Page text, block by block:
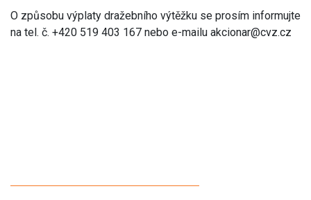
O způsobu výplaty dražebního výtěžku se prosím informujte
na tel. č. +420 519 403 167 nebo e-mailu akcionar@cvz.cz